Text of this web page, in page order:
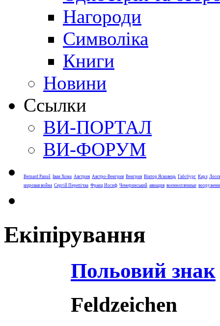
Нагороди
Символіка
Книги
Новини
Ссылки
ВИ-ПОРТАЛ
ВИ-ФОРУМ
Bernard Panuš Іван Хома Австрия Австро-Венгрия Венгрия Віктор Ясковець Габсбург Карл Лосєв
мировая война Сергій Перепічка Франц Иосиф Чемеринський авиация военнопленные
Екіпірування
Польовий знак
Feldzeichen